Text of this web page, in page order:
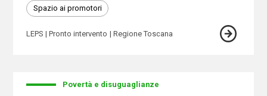
Spazio ai promotori
LEPS Pronto intervento Regione Toscana
Povertà e disuguaglianze